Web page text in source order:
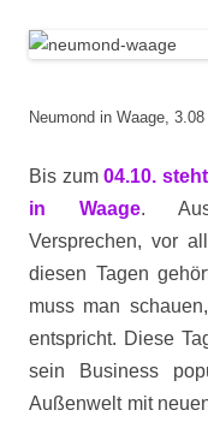
Neumond in Waage,
Bis zum 04.10.
in Waage.
Versprechen, vor
diesen Tagen
muss man
entspricht. Diese
sein Business
Außenwelt mit